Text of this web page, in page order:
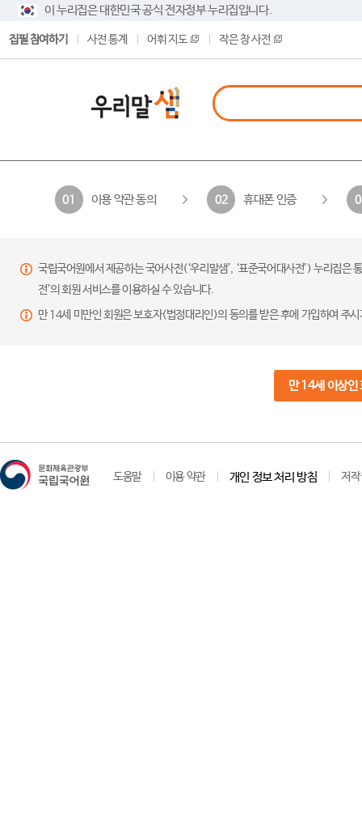
이 누리집은 대한민국 공식 전자정부 누리집입니다.
집필 참여하기 사전 통계 어휘 지도 작은 창 사전
01 이용 약관 동의 02 휴대폰 인증
국립국어원에서 제공하는 국어사전(‘우리말샘’, ‘표준국어대사전’) 누리집
전’의 회원 서비스를 이용하실 수 있습니다.
만 14세 미만인 회원은 보호자(법정대리인)의 동의를 받은 후에 가입하여 주
만 14세 이상인
도움말 이용 약관 개인 정보 처리 방침 저